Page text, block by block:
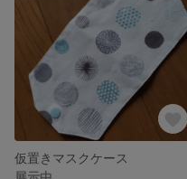
仮置きマスクケース